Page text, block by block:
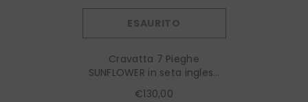
ESAURITO
Cravatta 7 Pieghe
SUNFLOWER in seta inglese
stampata Blu Scuro
€130,00